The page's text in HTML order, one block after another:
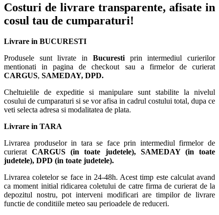
Costuri de livrare transparente, afisate in
cosul tau de cumparaturi!
Livrare in BUCURESTI
Produsele sunt livrate in Bucurestiprin intermediul curierilor
mentionati in pagina de checkout sau a firmelor de curierat
CARGUS, SAMEDAY, DPD.
Cheltuielile de expeditie si manipulare sunt stabilite la nivelul
cosului de cumparaturi si se vor afisa in cadrul costului total, dupa ce
veti selecta adresa si modalitatea de plata.
Livrare in TARA
Livrarea produselor in tara se face prin intermediul firmelor de
curieratCARGUS (in toate judetele),
SAMEDAY (in toate
judetele), DPD (in toate judetele).
Livrarea coletelor se face in 24-48h. Acest timp este calculat avand
ca moment initial ridicarea coletului de catre firma de curierat de la
depozitul nostru, pot interveni modificari are timpilor de livrare
functie de conditiile meteo sau perioadele de reduceri.